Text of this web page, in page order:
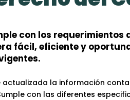
con los requerimientos
fácil, eficiente y
actualizada la información
con las diferentes